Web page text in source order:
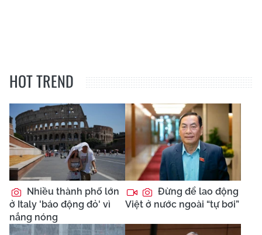
HOT TREND
Nhiều thành phố lớn
ở Italy 'báo động đỏ' vì
nắng nóng
Đừng để lao động
Việt ở nước ngoài “tự bơi”